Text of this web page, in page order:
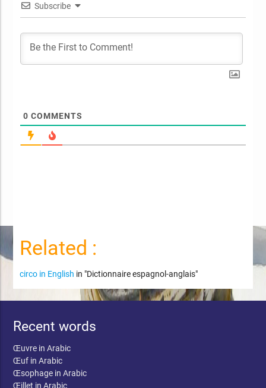
Subscribe
0 COMMENTS
Related :
circo in English in "Dictionnaire espagnol-anglais"
Recent words
Œuvre in Arabic
Œuf in Arabic
Œsophage in Arabic
Œillet in Arabic